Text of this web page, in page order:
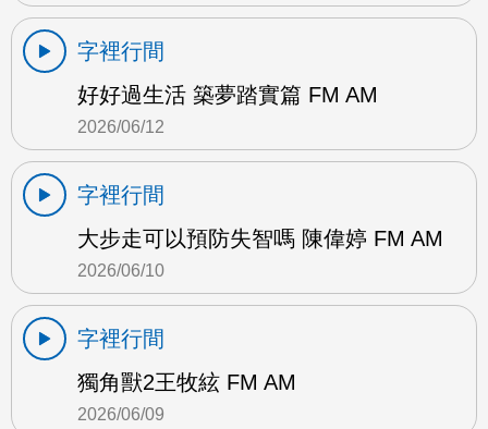
字裡行間
好好過生活 築夢踏實篇 FM AM
2026/06/12
字裡行間
大步走可以預防失智嗎 陳偉婷 FM AM
2026/06/10
字裡行間
獨角獸2王牧絃 FM AM
2026/06/09